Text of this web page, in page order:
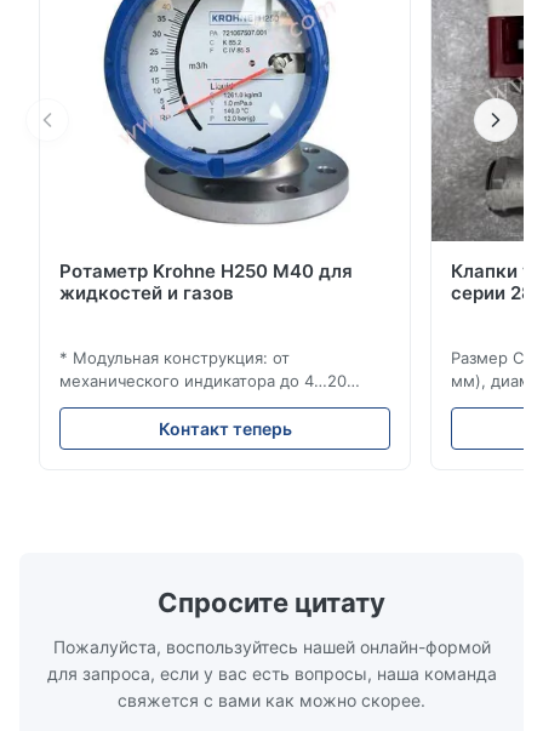
качество ...
Ротаметр Krohne H250 M40 для
жидкостей и газов
* Модульная конструкция: от
механического индикатора до 4…20
мА/HART®7, FF, Profibus-PA и
суммирующий счетчик * Любое
монтажное положение: вертикальное,
Контакт теперь
Клапки
серии
Размер
мм),
(15–20 мм)
ANSI
Спросите цитату
Пожалуйста, воспользуйтесь нашей онлайн-формой
для запроса, если у вас есть вопросы, наша команда
свяжется с вами как можно скорее.